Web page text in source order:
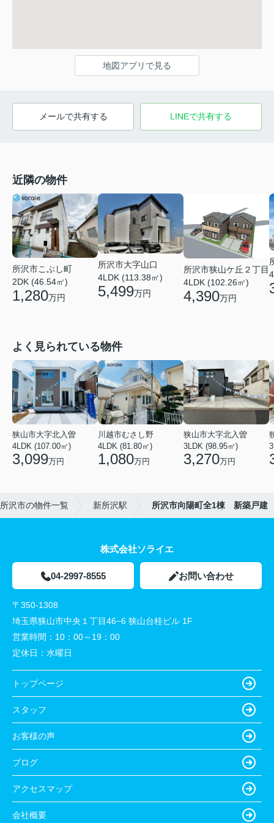
地図アプリで見る
メールで共有する LINEで共有する
近隣の物件
所沢市こぶし町
2DK (46.54㎡)
1,280万円
所沢市大字山口
4LDK (113.38㎡)
5,499万円
所沢市狭山ケ丘２丁目
4LDK (102.26㎡)
4,390万円
よく見られている物件
狭山市大字北入曽
4LDK (107.00㎡)
3,099万円
川越市むさし野
4LDK (81.80㎡)
1,080万円
狭山市大字北入曽
3LDK (98.95㎡)
3,270万円
所沢市の物件一覧 新所沢駅 所沢市向陽町全1棟 新築戸建
株式会社ソライエ
04-2997-8555 お問い合わせ
〒350-1308
埼玉県狭山市中央１丁目46−6 狭山台桂ビル 1F
営業時間： 10：00～19：00
定休日： 水曜日
トップページ
スタッフ
お客様の声
ブログ
アクセスマップ
会社概要